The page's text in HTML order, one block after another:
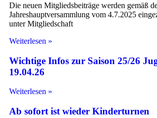
Die neuen Mitgliedsbeiträge werden gemäß
Jahreshauptversammlung vom 4.7.2025
unter Mitgliedschaft
Weiterlesen »
Wichtige Infos zur Saison 25/26
19.04.26
Weiterlesen »
Ab sofort ist wieder Kinderturnen